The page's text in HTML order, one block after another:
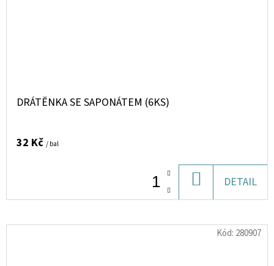
DRÁTĚNKA SE SAPONÁTEM (6KS)
32 Kč / bal
KOŠÍKU
DETAIL
Kód: 280907